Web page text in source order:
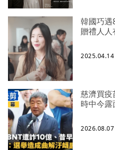
韓國巧
贈禮人
慈濟買
時中今